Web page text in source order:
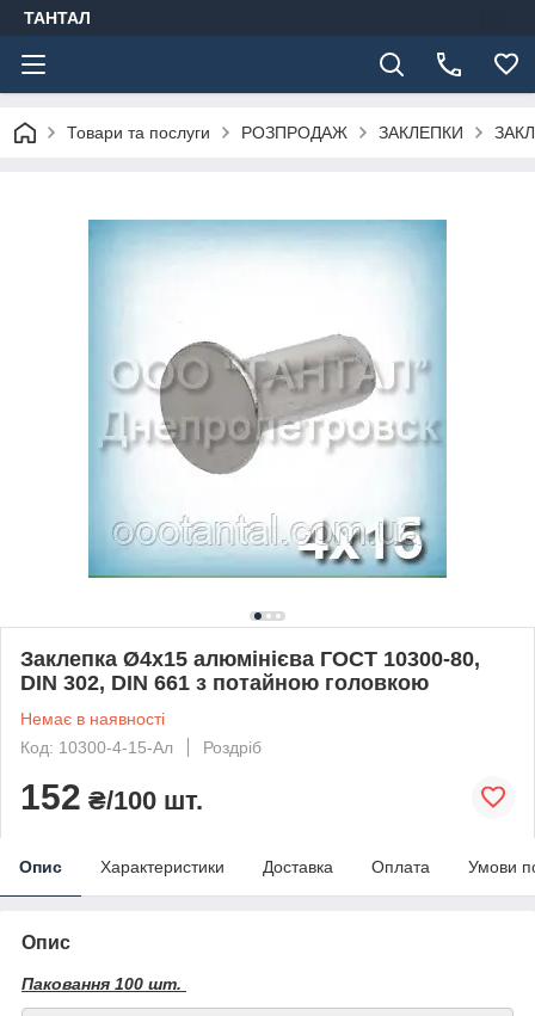
ТАНТАЛ
Товари та послуги РОЗПРОДАЖ ЗАКЛЕПКИ
Заклепка Ø4х15 алюмінієва ГОСТ 10300-80,
DIN 302, DIN 661 з потайною головкою
Немає в наявності
Код: 10300-4-15-Aл
Роздріб
152 ₴/100 шт.
Опис Характеристики Доставка Оплата Умови
Опис
Паковання 100 шт.